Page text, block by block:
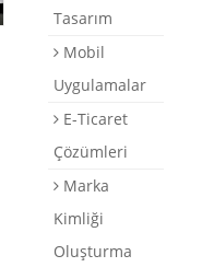
Tasarım
Mobil
Uygulamalar
E-Ticaret
Çözümleri
Marka
Kimliği
Oluşturma